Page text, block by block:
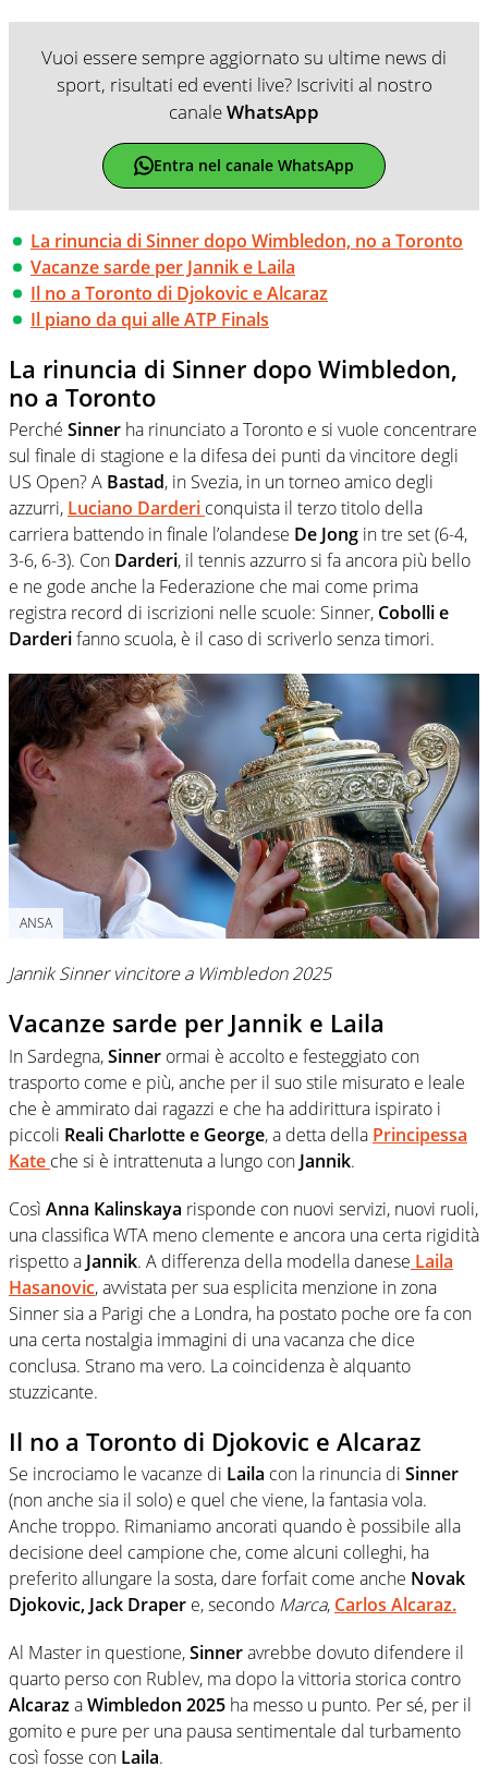
Vuoi essere sempre aggiornato su ultime news di
sport, risultati ed eventi live? Iscriviti al nostro
canaleWhatsApp
Entra nel canale WhatsApp
La rinuncia di Sinner dopo Wimbledon, no a Toronto
Vacanze sarde per Jannik e Laila
Il no a Toronto di Djokovic e Alcaraz
Il piano da qui alle ATP Finals
La rinuncia di Sinner dopo Wimbledon,
no a Toronto
Perché Sinner ha rinunciato a Toronto e si vuole concentrare
sul finale di stagione e la difesa dei punti da vincitore degli
US Open? A Bastad, in Svezia, in un torneo amico degli
azzurri, Luciano Darderi conquista il terzo titolo della
carriera battendo in finale l’olandese De Jong in tre set (6-4,
3-6, 6-3). Con Darderi, il tennis azzurro si fa ancora più bello
e ne gode anche la Federazione che mai come prima
registra record di iscrizioni nelle scuole: Sinner, Cobolli e
Darderifanno scuola, è il caso di scriverlo senza timori.
ANSA
Jannik Sinner vincitore a Wimbledon 2025
Vacanze sarde per Jannik e Laila
In Sardegna,Sinner ormai è accolto e festeggiato con
trasporto come e più, anche per il suo stile misurato e leale
che è ammirato dai ragazzi e che ha addirittura ispirato i
piccoli Reali Charlotte e George, a detta della Principessa
Kate che si è intrattenuta a lungo con Jannik.
Così Anna Kalinskaya risponde con nuovi servizi, nuovi ruoli,
una classifica WTA meno clemente e ancora una certa rigidità
rispetto a Jannik. A differenza della modella danese Laila
Hasanovic, avvistata per sua esplicita menzione in zona
Sinner sia a Parigi che a Londra, ha postato poche ore fa con
una certa nostalgia immagini di una vacanza che dice
conclusa. Strano ma vero. La coincidenza è alquanto
stuzzicante.
Il no a Toronto di Djokovic e Alcaraz
Se incrociamo le vacanze di Laila con la rinuncia di Sinner
(non anche sia il solo) e quel che viene, la fantasia vola.
Anche troppo. Rimaniamo ancorati quando è possibile alla
decisione deel campione che, come alcuni colleghi, ha
preferito allungare la sosta, dare forfait come anche Novak
Djokovic, Jack Draper e, secondo Marca, Carlos Alcaraz.
Al Master in questione,Sinneravrebbe dovuto difendere il
quarto perso con Rublev, ma dopo la vittoria storica contro
AlcarazaWimbledon 2025 ha messo u punto. Per sé, per il
gomito e pure per una pausa sentimentale dal turbamento
così fosse con Laila.